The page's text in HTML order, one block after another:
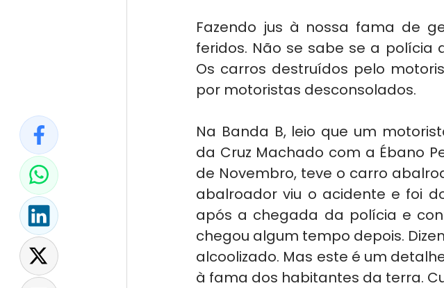
Fazendo jus à nossa fama de
feridos. Não se sabe se a polícia
Os carros destruídos pelo
por motoristas desconsolados.
Na Banda B, leio que um
da Cruz Machado com a Ébano
de Novembro, teve o carro
abalroador viu o acidente e foi
após a chegada da polícia e
chegou algum tempo depois.
alcoolizado. Mas este é um
à fama dos habitantes da terra.